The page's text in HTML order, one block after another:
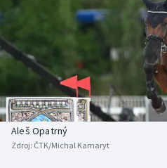
Americký fotbal
Baseball a softbal
Basketbal
Biatlon
NEPŘEHLÉDNĚTE
Soutěže
Historické návraty
Aplikace ČT sport
Aleš Opatrný
Zdroj: ČTK/Michal Kamaryt